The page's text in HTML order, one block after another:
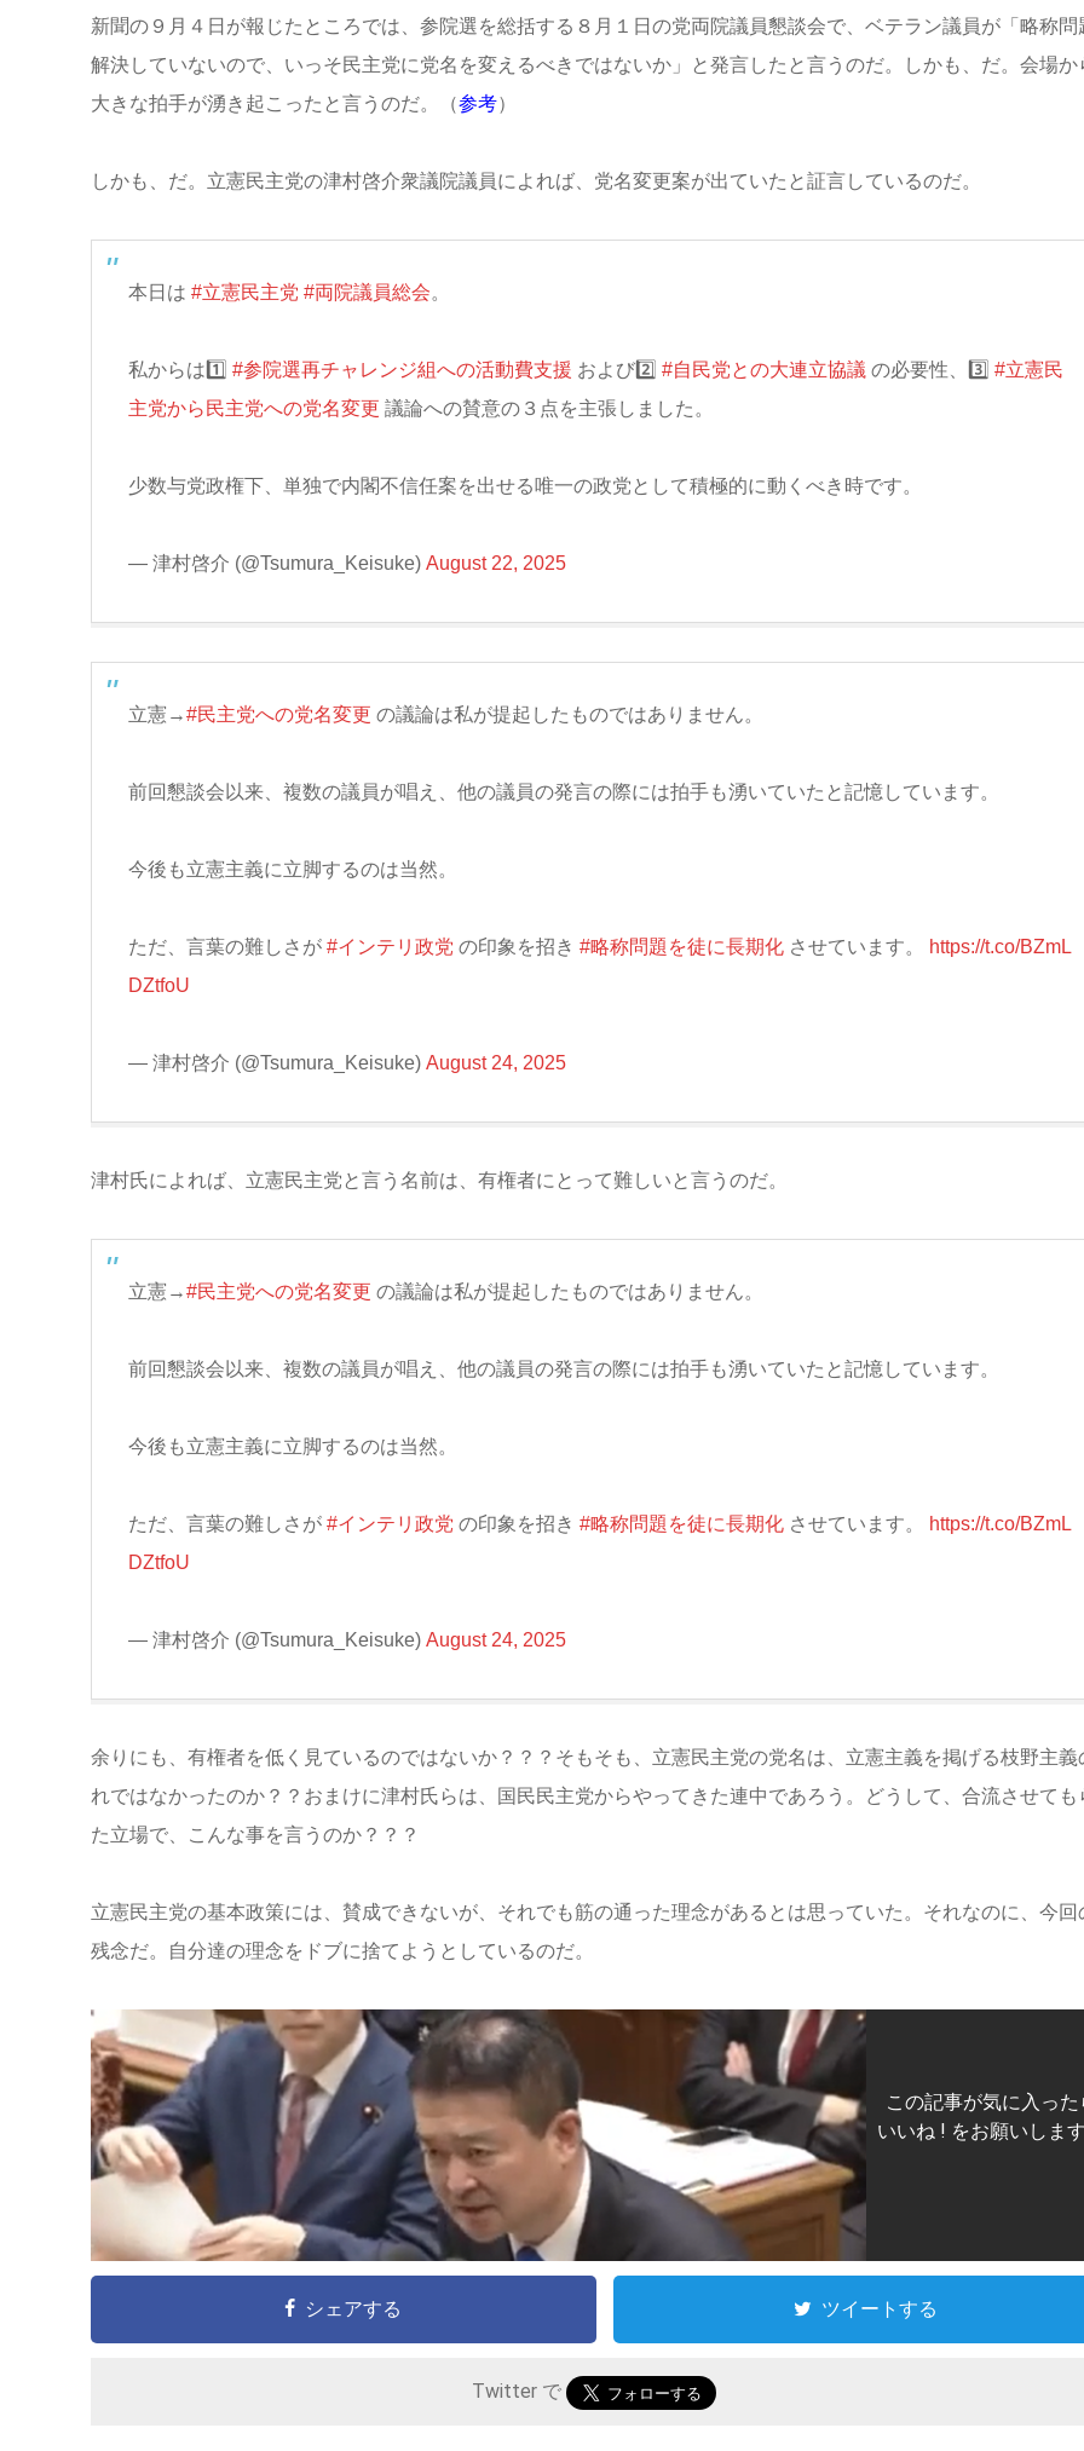
新聞の９月４日が報じたところでは、参院選を総括する８月１日の党両院議員懇談会で、ベテラン議員が「略称問
解決していないので、いっそ民主党に党名を変えるべきではないか」と発言したと言うのだ。しかも、だ。会場か
大きな拍手が湧き起こったと言うのだ。（参考）
しかも、だ。立憲民主党の津村啓介衆議院議員によれば、党名変更案が出ていたと証言しているのだ。
本日は #立憲民主党 #両院議員総会。
私からは1️⃣ #参院選再チャレンジ組への活動費支援 および2️⃣ #自民党との大連立協議 の必要性、3️⃣ #立憲民
主党から民主党への党名変更 議論への賛意の３点を主張しました。
少数与党政権下、単独で内閣不信任案を出せる唯一の政党として積極的に動くべき時です。
— 津村啓介 (@Tsumura_Keisuke) August 22, 2025
立憲→#民主党への党名変更 の議論は私が提起したものではありません。
前回懇談会以来、複数の議員が唱え、他の議員の発言の際には拍手も湧いていたと記憶しています。
今後も立憲主義に立脚するのは当然。
ただ、言葉の難しさが #インテリ政党 の印象を招き #略称問題を徒に長期化させています。
https://t.co/BZmL
DZtfoU
— 津村啓介 (@Tsumura_Keisuke) August 24, 2025
津村氏によれば、立憲民主党と言う名前は、有権者にとって難しいと言うのだ。
立憲→#民主党への党名変更 の議論は私が提起したものではありません。
前回懇談会以来、複数の議員が唱え、他の議員の発言の際には拍手も湧いていたと記憶しています。
今後も立憲主義に立脚するのは当然。
ただ、言葉の難しさが #インテリ政党 の印象を招き #略称問題を徒に長期化させています。
https://t.co/BZmL
DZtfoU
— 津村啓介 (@Tsumura_Keisuke) August 24, 2025
余りにも、有権者を低く見ているのではないか？？？そもそも、立憲民主党の党名は、立憲主義を掲げる枝野主義
れではなかったのか？？おまけに津村氏らは、国民民主党からやってきた連中であろう。どうして、合流させても
た立場で、こんな事を言うのか？？？
立憲民主党の基本政策には、賛成できないが、それでも筋の通った理念があるとは思っていた。それなのに、今回
残念だ。自分達の理念をドブに捨てようとしているのだ。
この記事が気に入った
いいね ! をお願いします
シェアする ツイートする
Twitter で